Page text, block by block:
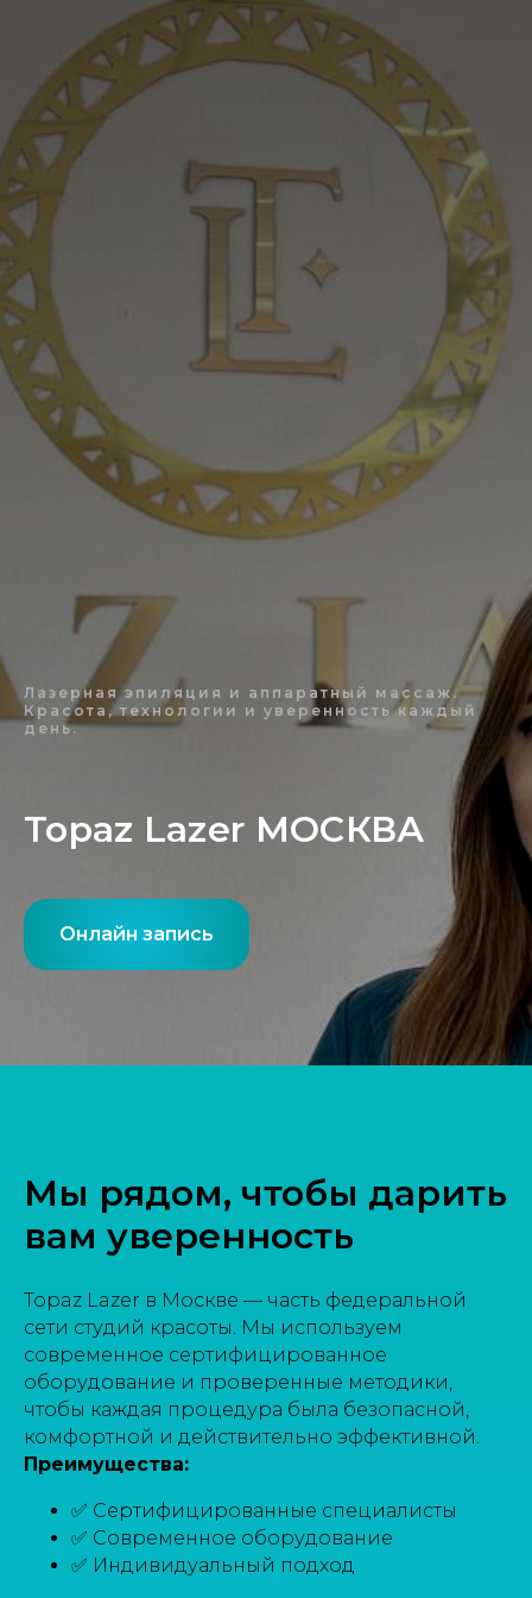
Лазерная эпиляция и аппаратный массаж.
Красота, технологии и уверенность каждый
день.
Topaz Lazer МОСКВА
Онлайн запись
Мы рядом, чтобы дарить
вам уверенность
Topaz Lazer в Москве — часть федеральной
сети студий красоты. Мы используем
современное сертифицированное
оборудование и проверенные методики,
чтобы каждая процедура была безопасной,
комфортной и действительно эффективной.
Преимущества:
✅ Сертифицированные специалисты
✅ Современное оборудование
✅ Индивидуальный подход